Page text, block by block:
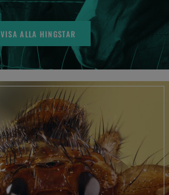
VISA ALLA HINGSTAR